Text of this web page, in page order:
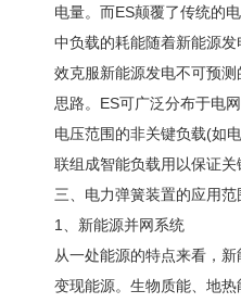
电量。而ES颠覆了传统的
中负载的耗能随着新能源
效克服新能源发电不可预
思路。ES可广泛分布于电
电压范围的非关键负载(如
联组成智能负载用以保证关
三、电力弹簧装置的应用范
1、新能源并网系统
从一处能源的特点来看，新
变现能源。生物质能、地热